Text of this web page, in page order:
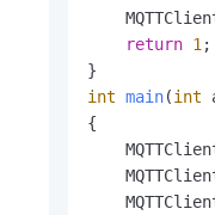
return 1 ;
int main(int
{